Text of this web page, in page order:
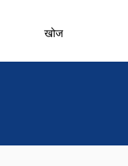
खोज